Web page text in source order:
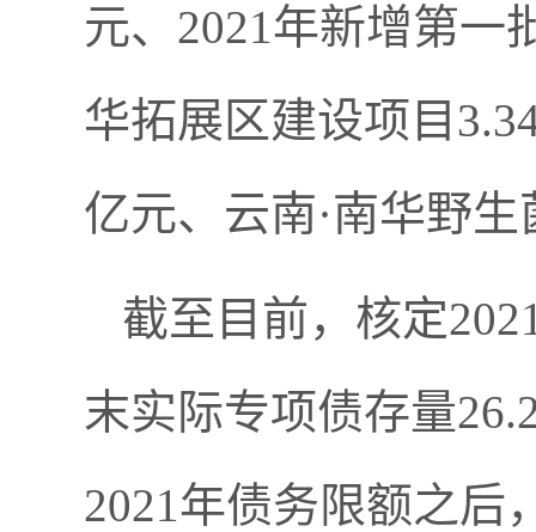
元、2021年新增第一
华拓展区建设项目
亿元、云南·南华野
截至目前，核定
末实际专项债存量
2021年债务限额之后